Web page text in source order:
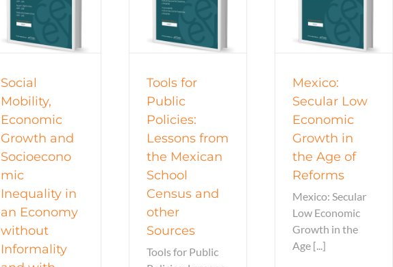
Social
Mobility,
Economic
Growth and
Socioecono
mic
Inequality in
an Economy
without
Informality
Documentos de trabajo
Tools for
Public
Policies:
Lessons from
the Mexican
School
Census and
other
Sources
Tools for Public
Documentos de trabajo
Mexico:
Secular Low
Economic
Growth in
the Age of
Reforms
Mexico: Secular
Low Economic
Growth in the
Age [...]